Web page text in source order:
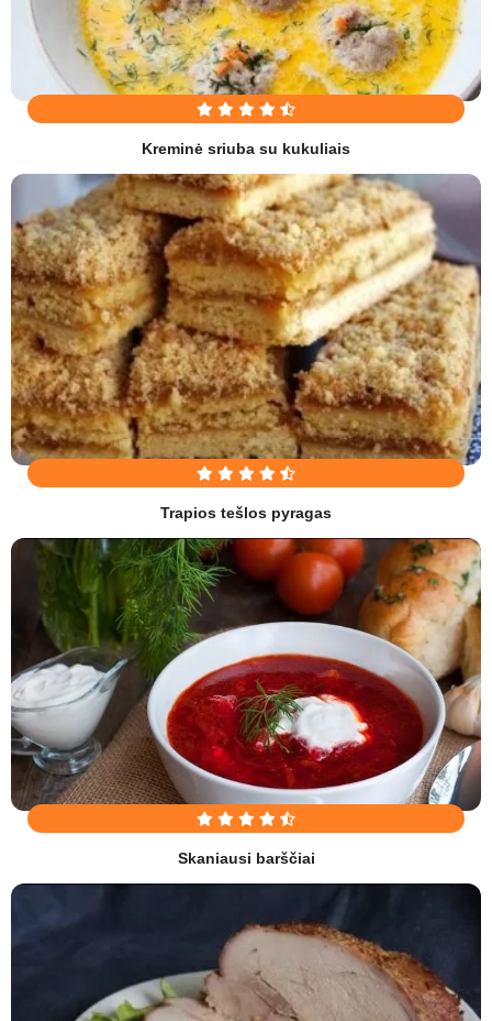
Kreminė sriuba su kukuliais
Trapios tešlos pyragas
Skaniausi barščiai